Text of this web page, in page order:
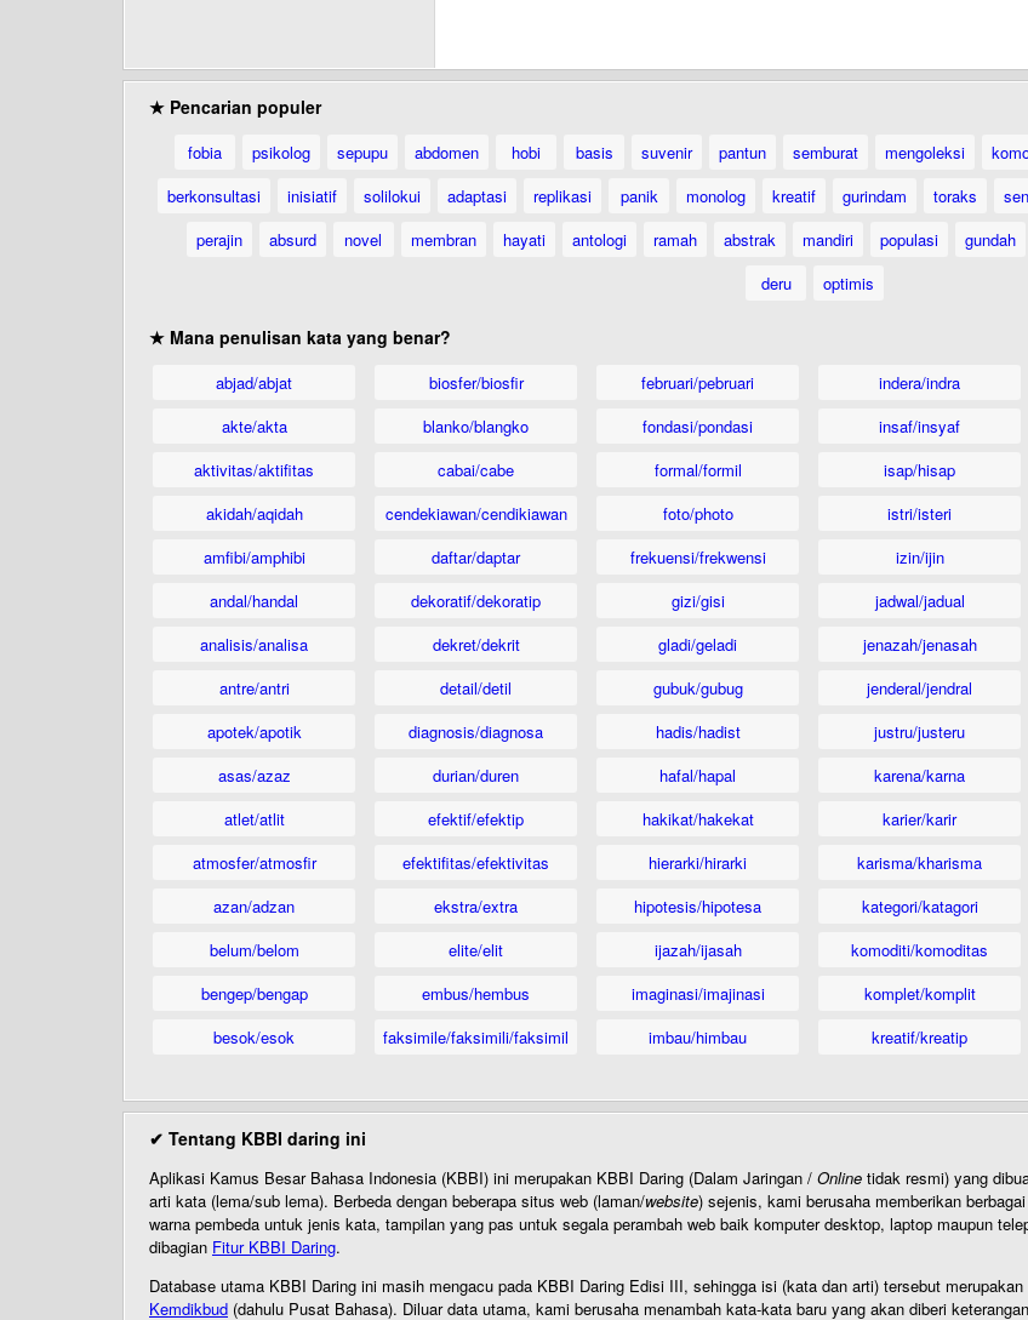
★ Pencarian populer
fobia psikolog sepupu abdomen hobi basis suvenir pantun semburat mengoleksi
berkonsultasi
inisiatif solilokui adaptasi replikasi panik monolog kreatif gurindam toraks
perajin
absurd novel membran hayati antologi ramah abstrak mandiri populasi gundah
deru
optimis
★ Mana penulisan kata yang benar?
abjad/abjat
akte/akta
aktivitas/aktifitas
akidah/aqidah
amfibi/amphibi
andal/handal
analisis/analisa
antre/antri
apotek/apotik
asas/azaz
atlet/atlit
atmosfer/atmosfir
azan/adzan
belum/belom
bengep/bengap
besok/esok
biosfer/biosfir
blanko/blangko
cabai/cabe
cendekiawan/cendikiawan
daftar/daptar
dekoratif/dekoratip
dekret/dekrit
detail/detil
diagnosis/diagnosa
durian/duren
efektif/efektip
efektifitas/efektivitas
ekstra/extra
elite/elit
embus/hembus
faksimile/faksimili/faksimil
februari/pebruari
fondasi/pondasi
formal/formil
foto/photo
frekuensi/frekwensi
gizi/gisi
gladi/geladi
gubuk/gubug
hadis/hadist
hafal/hapal
hakikat/hakekat
hierarki/hirarki
hipotesis/hipotesa
ijazah/ijasah
imaginasi/imajinasi
imbau/himbau
indera/indra
insaf/insyaf
isap/hisap
istri/isteri
izin/ijin
jadwal/jadual
jenazah/jenasah
jenderal/jendral
justru/justeru
karena/karna
karier/karir
karisma/kharisma
kategori/katagori
komoditi/komoditas
komplet/komplit
kreatif/kreatip
✔ Tentang KBBI daring ini
Aplikasi Kamus Besar Bahasa Indonesia (KBBI) ini merupakan KBBI Daring (Dalam Jaringan / Online tidak resmi) yang
arti kata (lema/sub lema). Berbeda dengan beberapa situs web (laman/website) sejenis, kami berusaha memberikan
warna pembeda untuk jenis kata, tampilan yang pas untuk segala perambah web baik komputer desktop, laptop maupun
dibagian Fitur KBBI Daring.
Database utama KBBI Daring ini masih mengacu pada KBBI Daring Edisi III, sehingga isi (kata dan arti) tersebut
Kemdikbud (dahulu Pusat Bahasa). Diluar data utama, kami berusaha menambah kata-kata baru yang akan diberi